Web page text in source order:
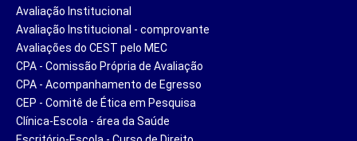
Avaliação Institucional
Avaliação Institucional - comprovante
Avaliações do CEST pelo MEC
CPA - Comissão Própria de Avaliação
CPA - Acompanhamento de Egresso
CEP - Comitê de Ética em Pesquisa
Clínica-Escola - área da Saúde